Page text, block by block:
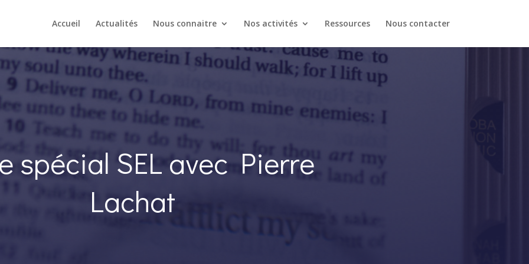
Accueil Actualités Nous connaitre Nos activités Ressources Nous contacter
spécial SEL avec Pierre
Lachat